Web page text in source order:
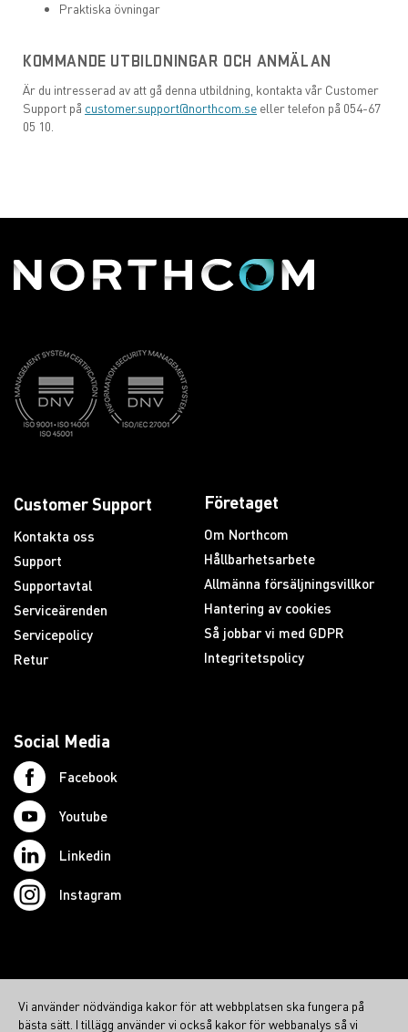
Praktiska övningar
KOMMANDE UTBILDNINGAR OCH ANMÄLAN
Är du intresserad av att gå denna utbildning, kontakta vår Customer
Support på customer.support@northcom.se eller telefon på 054-67
05 10.
Customer Support
Kontakta oss
Support
Supportavtal
Serviceärenden
Servicepolicy
Retur
Företaget
Om Northcom
Hållbarhetsarbete
Allmänna försäljningsvillkor
Hantering av cookies
Så jobbar vi med GDPR
Integritetspolicy
Social Media
Facebook
Youtube
Linkedin
Instagram
northcom.no
Vi använder nödvändiga kakor för att webbplatsen ska fungera på
bästa sätt. I tillägg använder vi också kakor för webbanalys så vi